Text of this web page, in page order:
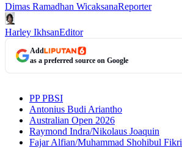
Dimas Ramadhan WicaksanaReporter
Harley IkhsanEditor
Add
as a preferred source on Google
PP PBSI
Antonius Budi Ariantho
Australian Open 2026
Raymond Indra/Nikolaus Joaquin
Fajar Alfian/Muhammad Shohibul Fikri